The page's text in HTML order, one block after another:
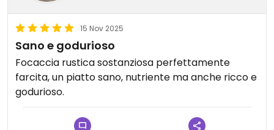
15 Nov 2025
Sano e godurioso
Focaccia rustica sostanziosa perfettamente
farcita, un piatto sano, nutriente ma anche ricco e
godurioso.